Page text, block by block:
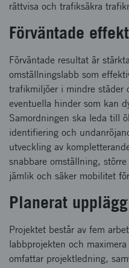
rättvisa och trafiksäkra
Förväntade
Förväntade resultat är
omställningslabb som
trafikmiljöer i mindre städer
eventuella hinder som kan
Samordningen ska leda till
identifiering och
utveckling av
snabbare omställning,
jämlik och säker mobilitet
Planerat
Projektet består av fem
labbprojekten och
omfattar projektledning,